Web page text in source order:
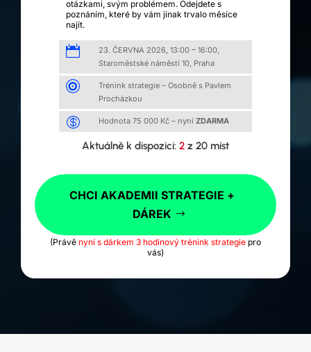
otázkami, svým problémem. Odejdete s
poznáním, které by vám jinak trvalo měsíce
najít.

23. ČERVNA 2026, 13:00 – 16:00,
Staroměstské náměstí 10, Praha

Trénink strategie – Osobně s Pavlem
Procházkou
 Hodnota 75 000 Kč – nyní ZDARMA
Aktuálně k dispozici: 2z 20 míst
CHCI AKADEMII STRATEGIE +
DÁREK
(Právě nyní s dárkem 3 hodinový trénink strategie pro
vás)